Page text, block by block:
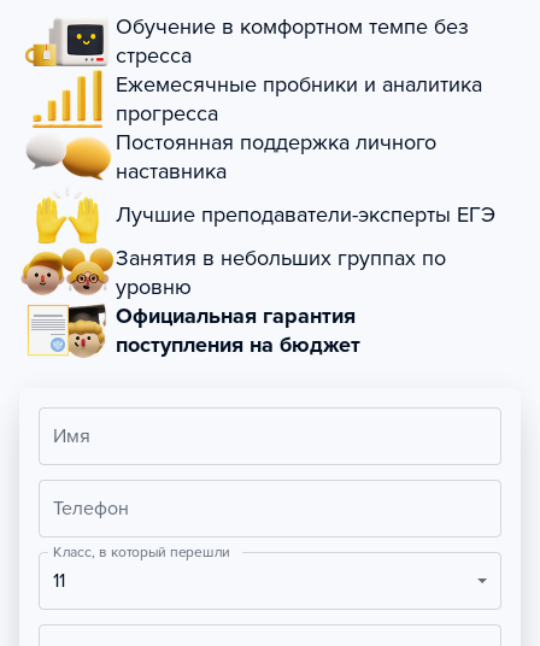
Обучение в комфортном темпе без
стресса
Ежемесячные пробники и аналитика
прогресса
Постоянная поддержка личного
наставника
Лучшие преподаватели-эксперты ЕГЭ
Занятия в небольших группах по
уровню
Официальная гарантия
поступления на бюджет
Имя
Телефон
Класс, в который перешли
11